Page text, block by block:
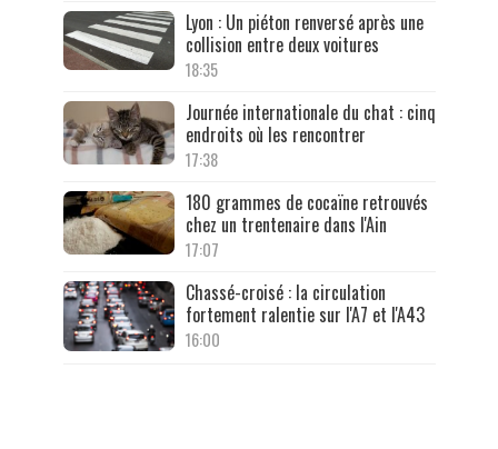
Lyon : Un piéton renversé après une
collision entre deux voitures
18:35
Journée internationale du chat : cinq
endroits où les rencontrer
17:38
180 grammes de cocaïne retrouvés
chez un trentenaire dans l'Ain
17:07
Chassé-croisé : la circulation
fortement ralentie sur l'A7 et l'A43
16:00